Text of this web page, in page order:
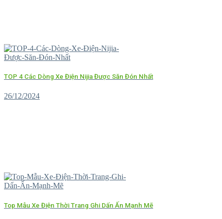
TOP 4 Các Dòng Xe Điện Nijia Được Săn Đón Nhất
26/12/2024
Top Mẫu Xe Điện Thời Trang Ghi Dấn Ấn Mạnh Mẽ